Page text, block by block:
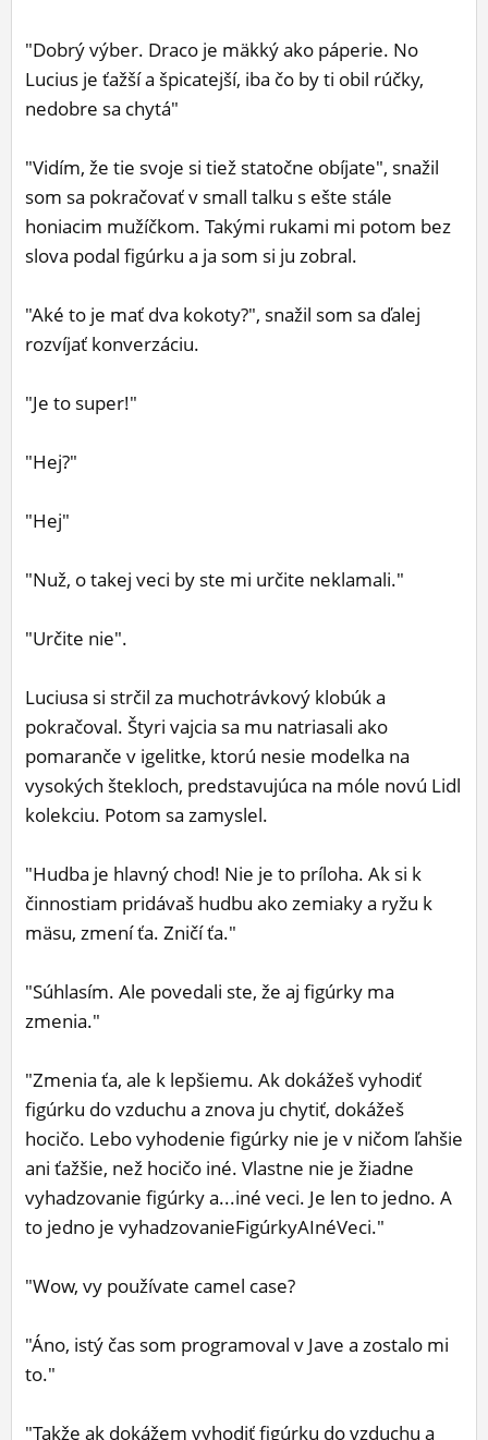
"Dobrý výber. Draco je mäkký ako páperie. No
Lucius je ťažší a špicatejší, iba čo by ti obil rúčky,
nedobre sa chytá"
"Vidím, že tie svoje si tiež statočne obíjate", snažil
som sa pokračovať v small talku s ešte stále
honiacim mužíčkom. Takými rukami mi potom bez
slova podal figúrku a ja som si ju zobral.
"Aké to je mať dva kokoty?", snažil som sa ďalej
rozvíjať konverzáciu.
"Je to super!"
"Hej?"
"Hej"
"Nuž, o takej veci by ste mi určite neklamali."
"Určite nie".
Luciusa si strčil za muchotrávkový klobúk a
pokračoval. Štyri vajcia sa mu natriasali ako
pomaranče v igelitke, ktorú nesie modelka na
vysokých štekloch, predstavujúca na móle novú Lidl
kolekciu. Potom sa zamyslel.
"Hudba je hlavný chod! Nie je to príloha. Ak si k
činnostiam pridávaš hudbu ako zemiaky a ryžu k
mäsu, zmení ťa. Zničí ťa."
"Súhlasím. Ale povedali ste, že aj figúrky ma
zmenia."
"Zmenia ťa, ale k lepšiemu. Ak dokážeš vyhodiť
figúrku do vzduchu a znova ju chytiť, dokážeš
hocičo. Lebo vyhodenie figúrky nie je v ničom ľahšie
ani ťažšie, než hocičo iné. Vlastne nie je žiadne
vyhadzovanie figúrky a...iné veci. Je len to jedno. A
to jedno je vyhadzovanieFigúrkyAInéVeci."
"Wow, vy používate camel case?
"Áno, istý čas som programoval v Jave a zostalo mi
to."
"Takže ak dokážem vyhodiť figúrku do vzduchu a